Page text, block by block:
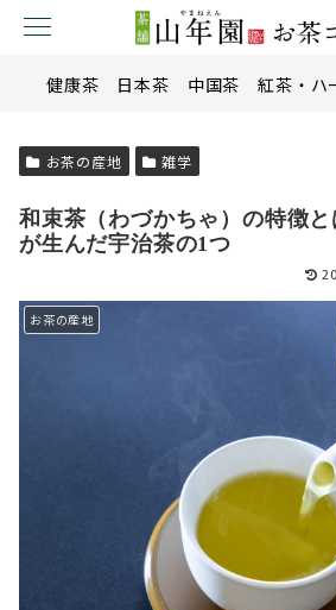
健康茶 日本茶 中国茶 紅茶・ハ
お茶の産地 雑学
和束茶（わづかちゃ）の特徴
が生んだ宇治茶の1つ
お茶の産地